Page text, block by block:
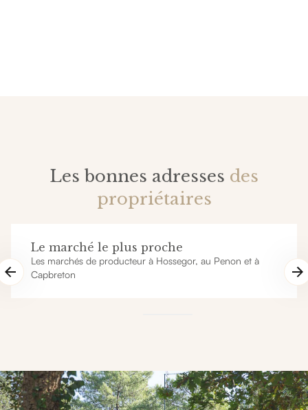
Les bonnes adresses des
propriétaires
Le marché le plus proche
Les marchés de producteur à Hossegor, au Penon et à
Capbreton